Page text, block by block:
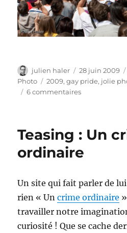
Auteur
julien haler
Publié
le
28 juin 2009
Photo
Étiquettes
2009,gay pride, jolie
6 commentairessur
de
Gay
Teasing : Un
ordinaire
Un site qui fait parler de
rien « Uncrime ordinaire
travailler notre
curiosité ! Que se cache